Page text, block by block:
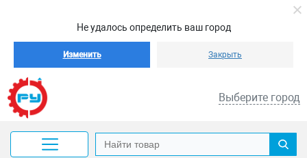
Не удалось определить ваш город
Изменить Закрыть
Выберите город